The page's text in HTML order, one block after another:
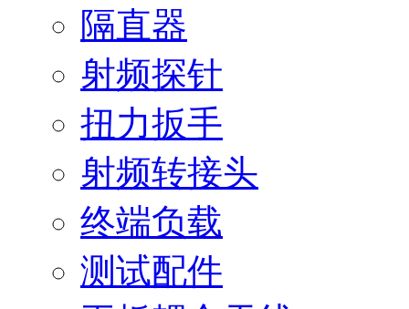
隔直器
射频探针
扭力扳手
射频转接头
终端负载
测试配件